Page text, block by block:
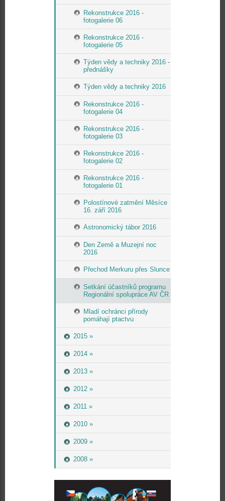
Rekonstrukce 2016 -
fotogalerie 06
Rekonstrukce 2016 -
fotogalerie 05
Týden vědy a techniky 2016 -
přednášky
Týden vědy a techniky 2016
Rekonstrukce 2016 -
fotogalerie 04
Rekonstrukce 2016 -
fotogalerie 03
Rekonstrukce 2016 -
fotogalerie 02
Rekonstrukce 2016 -
fotogalerie 01
Polostínové zatmění Měsíce
16. září 2016
Astronomický tábor 2016
Den Země a Muzejní noc
2016
Přechod Merkuru přes Slunce
Setkání účastníků programu
Regionální spolupráce AV ČR
Mladí ochránci přírody
pomáhají ptactvu
2015 »
2014 »
2013 »
2012 »
2011 »
2010 »
2009 »
2008 »